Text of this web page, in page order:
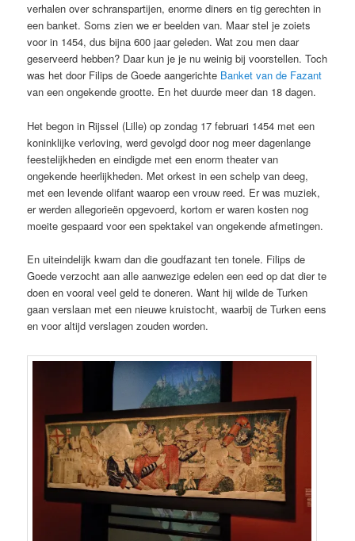
verhalen over schranspartijen, enorme diners en tig gerechten in
een banket. Soms zien we er beelden van. Maar stel je zoiets
voor in 1454, dus bijna 600 jaar geleden. Wat zou men daar
geserveerd hebben? Daar kun je je nu weinig bij voorstellen. Toch
was het door Filips de Goede aangerichte Banket van de Fazant
van een ongekende grootte. En het duurde meer dan 18 dagen.
Het begon in Rijssel (Lille) op zondag 17 februari 1454 met een
koninklijke verloving, werd gevolgd door nog meer dagenlange
feestelijkheden en eindigde met een enorm theater van
ongekende heerlijkheden. Met orkest in een schelp van deeg,
met een levende olifant waarop een vrouw reed. Er was muziek,
er werden allegorieën opgevoerd, kortom er waren kosten nog
moeite gespaard voor een spektakel van ongekende afmetingen.
En uiteindelijk kwam dan die goudfazant ten tonele. Filips de
Goede verzocht aan alle aanwezige edelen een eed op dat dier te
doen en vooral veel geld te doneren. Want hij wilde de Turken
gaan verslaan met een nieuwe kruistocht, waarbij de Turken eens
en voor altijd verslagen zouden worden.